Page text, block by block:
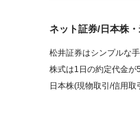
ネット証券/日本株
松井証券はシンプルな
株式は1日の約定代金が
日本株(現物取引/信用